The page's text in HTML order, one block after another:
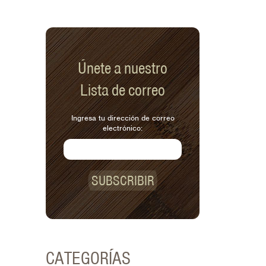
Únete a nuestro
Lista de correo
Ingresa tu dirección de correo
electrónico:
SUBSCRIBIR
CATEGORÍAS